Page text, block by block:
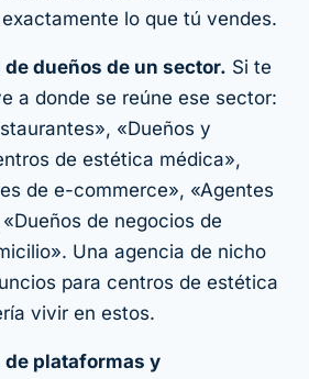
lo que tú vendes.
dueños de un sector. Si te
a donde se reúne ese sector:
«Dueños y
de estética médica»,
de e-commerce», «Agentes
de negocios de
Una agencia de nicho
para centros de estética
vivir en estos.
plataformas y